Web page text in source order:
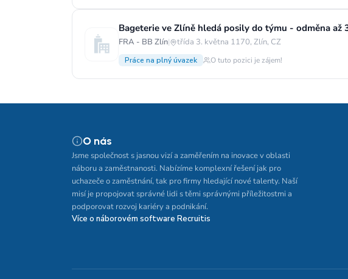
Bageterie ve Zlíně hledá posily do týmu - odměna až
FRA - BB Zlín| třída 3. května 1170, Zlín, CZ
Práce na plný úvazek O tuto pozici je zájem!
O nás
Jsme společnost s jasnou vizí a zaměřením na inovace v oblasti
náboru a zaměstnanosti. Nabízíme komplexní řešení jak pro
uchazeče o zaměstnání, tak pro firmy hledající nové talenty. Naší
misí je propojovat správné lidi s těmi správnými příležitostmi a
podporovat rozvoj kariéry a podnikání.
Více o náborovém software Recruitis